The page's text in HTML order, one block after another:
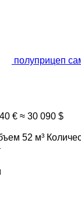
полуприцеп
€ ≈ 30 090 $
52 м³